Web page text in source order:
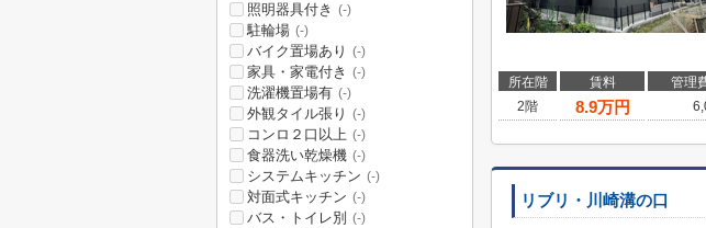
所在階 賃料 管理
2階
8.9万円
リブリ・川崎溝の口
照明器具付き (-)
駐輪場 (-)
バイク置場あり (-)
家具・家電付き (-)
洗濯機置場有 (-)
外観タイル張り (-)
コンロ２口以上 (-)
食器洗い乾燥機 (-)
システムキッチン (-)
対面式キッチン (-)
バス・トイレ別 (-)